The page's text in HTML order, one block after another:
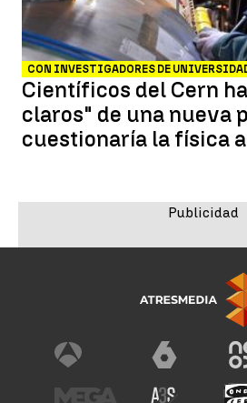
CON INVESTIGADORES DE
Científicos del Cern
claros" de una nueva
cuestionaría la física